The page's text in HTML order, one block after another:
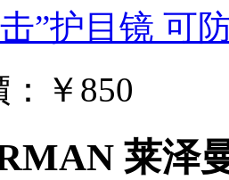
”护目镜 可
￥850
莱泽